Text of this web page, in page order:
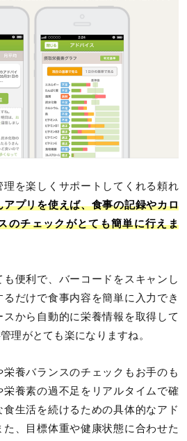
理を楽しくサポートしてくれる頼れ
アプリを使えば、食事の記録やカロ
のチェックがとても簡単に行えま
も便利で、バーコードをスキャンし
だけで食事内容を簡単に入力でき
スから自動的に栄養情報を取得して
理がとても楽になりますね。
養バランスのチェックもお手のも
養素の過不足をリアルタイムで確
生活を続けるための具体的なアド
、目標体重や健康状態に合わせた